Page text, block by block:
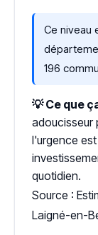
Ce niveau
196
💡 Ce que
adoucisseur
l'urgence
quotidien.
Source :
Laigné-en-